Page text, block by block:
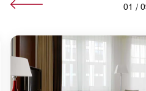
01 /
"Ausklappen"